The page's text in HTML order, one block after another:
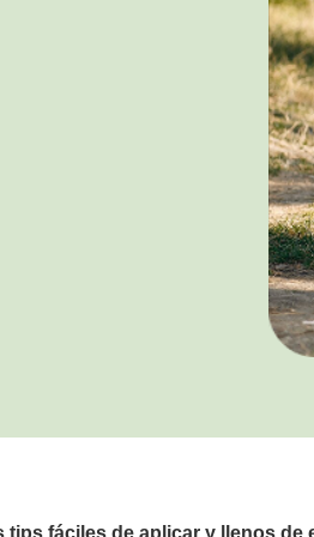
fáciles de aplicar y llenos de